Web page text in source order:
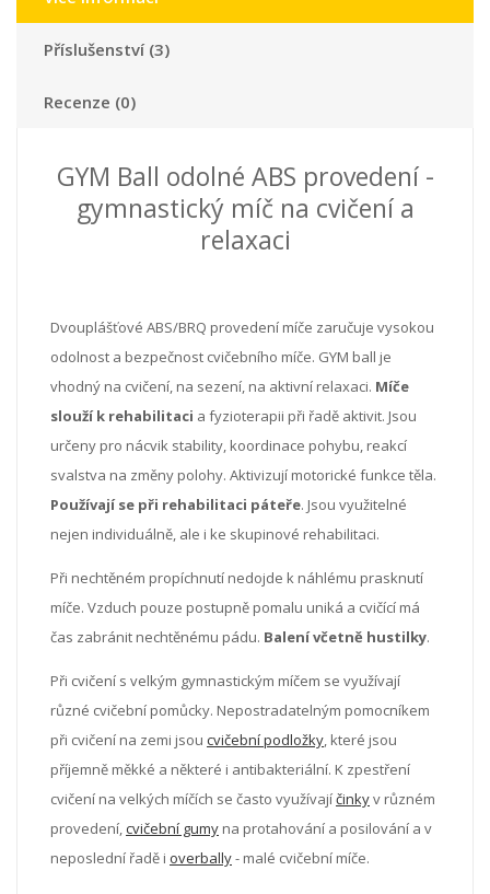
Příslušenství (3)
Recenze (0)
GYM Ball odolné ABS provedení -
gymnastický míč na cvičení a
relaxaci
Dvouplášťové ABS/BRQ provedení míče zaručuje vysokou
odolnost a bezpečnost cvičebního míče. GYM ball je
vhodný na cvičení, na sezení, na aktivní relaxaci. Míče
slouží k rehabilitaci a fyzioterapii při řadě aktivit. Jsou
určeny pro nácvik stability, koordinace pohybu, reakcí
svalstva na změny polohy. Aktivizují motorické funkce těla.
Používají se při rehabilitaci páteře. Jsou využitelné
nejen individuálně, ale i ke skupinové rehabilitaci.
Při nechtěném propíchnutí nedojde k náhlému prasknutí
míče. Vzduch pouze postupně pomalu uniká a cvičící má
čas zabránit nechtěnému pádu. Balení včetně hustilky.
Při cvičení s velkým gymnastickým míčem se využívají
různé cvičební pomůcky. Nepostradatelným pomocníkem
při cvičení na zemi jsou cvičební podložky, které jsou
příjemně měkké a některé i antibakteriální. K zpestření
cvičení na velkých míčích se často využívajíčinkyv různém
provedení,cvičební gumy na protahování a posilování a v
neposlední řadě i overbally- malé cvičební míče.